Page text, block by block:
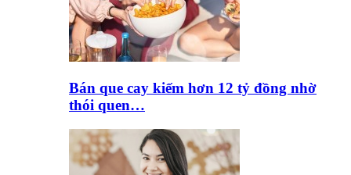
Bán que cay kiếm hơn 12 tỷ đồng nhờ
thói quen…